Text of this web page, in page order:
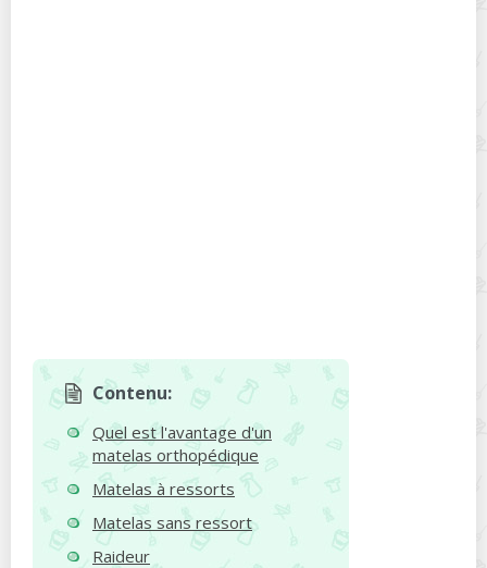
Contenu:
Quel est l'avantage d'un
matelas orthopédique
Matelas à ressorts
Matelas sans ressort
Raideur